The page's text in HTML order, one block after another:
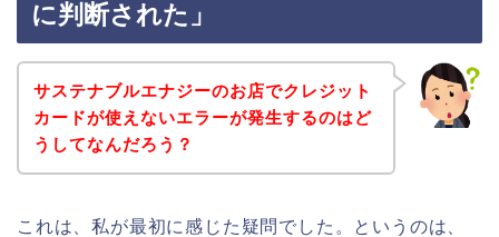
に判断された」
サステナブルエナジーのお店でクレジット
カードが使えないエラーが発生するのはど
うしてなんだろう？
これは、私が最初に感じた疑問でした。というのは、